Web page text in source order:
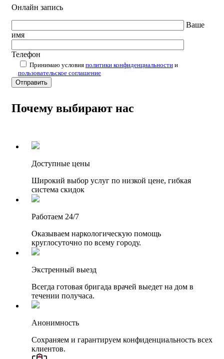
Онлайн запись
Ваше
имя
Телефон
Принимаю условия политики конфиденциальности и
пользовательское соглашение
Почему выбирают нас
Доступные цены
Широкий выбор услуг по низкой цене, гибкая
система скидок
Работаем 24/7
Оказываем наркологическую помощь
круглосуточно по всему городу.
Экстренный выезд
Всегда готовая бригада врачей выедет на дом в
течении получаса.
Анонимность
Сохраняем и гарантируем конфиденциальность всех
клиентов.